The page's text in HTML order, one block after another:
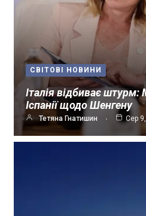
СВІТОВІ НОВИНИ
Італія відбиває штурм:
Іспанії щодо Шенгену
Тетяна Гнатишин Сер